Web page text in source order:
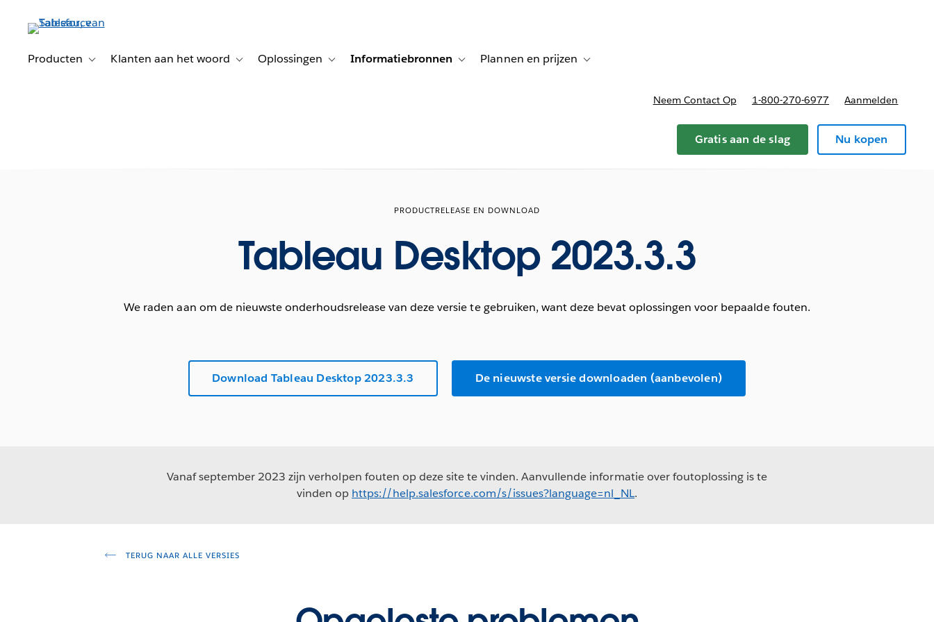
Producten
Toggle sub-navigation for Producten
Klanten aan het woord Toggle sub-navigation for Klanten aan het woord
Oplossingen Toggle sub-navigation for Oplossingen
Informatiebronnen Toggle sub-navigation for Informatiebronnen
Plannen en prijzen Toggle sub-navigation for Plannen en prijzen
Neem Contact Op 1-800-270-6977 Aanmelden
Gratis aan de slag Nu kopen
PRODUCTRELEASE EN DOWNLOAD
Tableau Desktop 2023.3.3
We raden aan om de nieuwste onderhoudsrelease van deze versie te gebruiken, want deze bevat oplossingen voor bepaalde fouten.
Download Tableau Desktop 2023.3.3 De nieuwste versie downloaden (aanbevolen)
Vanaf september 2023 zijn verholpen fouten op deze site te vinden. Aanvullende informatie over foutoplossing is te
vinden op https://help.salesforce.com/s/issues?language=nl_NL.
TERUG NAAR ALLE VERSIES